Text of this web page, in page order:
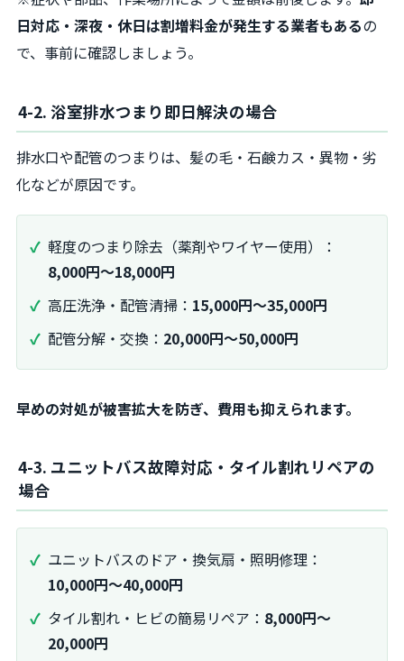
日対応・深夜・休日は割増料金が発生する業者もあるの
で、事前に確認しましょう。
4-2. 浴室排水つまり即日解決の場合
排水口や配管のつまりは、髪の毛・石鹸カス・異物・劣
化などが原因です。
軽度のつまり除去（薬剤やワイヤー使用）：
8,000円～18,000円
高圧洗浄・配管清掃： 15,000円～35,000円
配管分解・交換： 20,000円～50,000円
早めの対処が被害拡大を防ぎ、費用も抑えられます。
4-3. ユニットバス故障対応・タイル割れリペアの
場合
ユニットバスのドア・換気扇・照明修理：
10,000円～40,000円
タイル割れ・ヒビの簡易リペア： 8,000円～
20,000円